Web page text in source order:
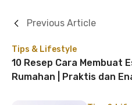
Tips & Lifestyle
10 Resep Cara Membuat
Rumahan | Praktis dan
Previous Article